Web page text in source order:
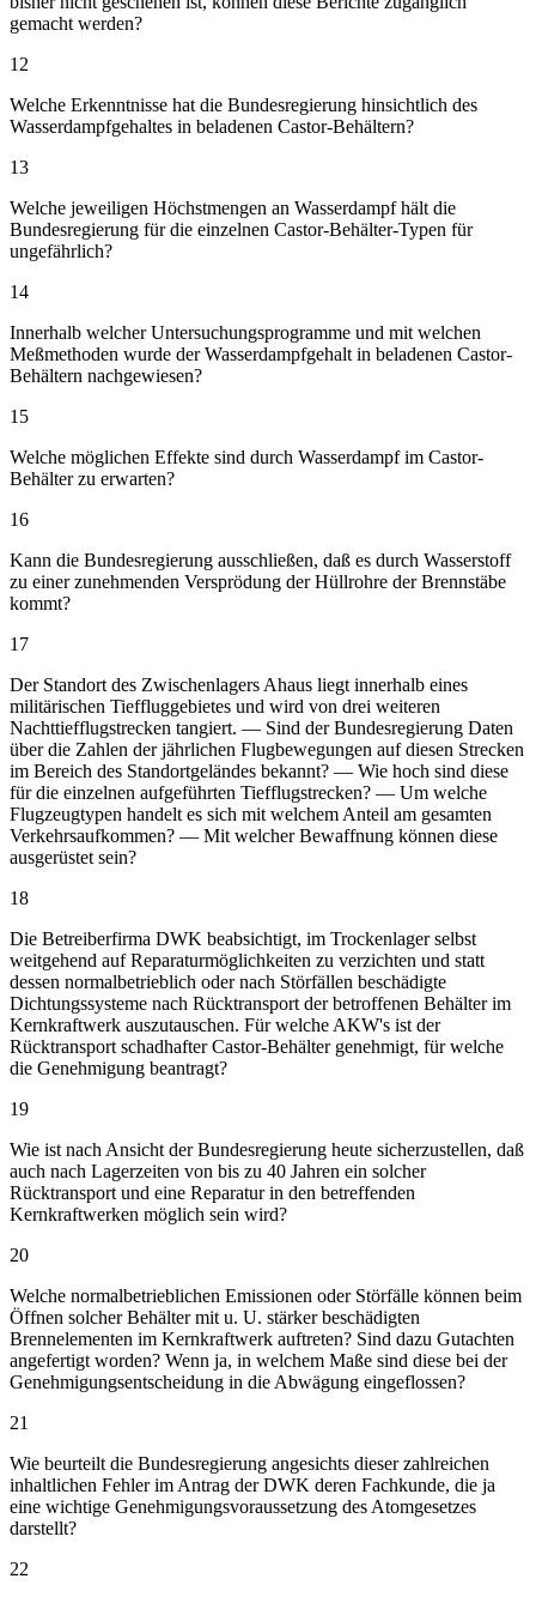
gemacht werden?
12
Welche Erkenntnisse hat die Bundesregierung hinsichtlich des
Wasserdampfgehaltes in beladenen Castor-Behältern?
13
Welche jeweiligen Höchstmengen an Wasserdampf hält die
Bundesregierung für die einzelnen Castor-Behälter-Typen für
ungefährlich?
14
Innerhalb welcher Untersuchungsprogramme und mit welchen
Meßmethoden wurde der Wasserdampfgehalt in beladenen Castor-
Behältern nachgewiesen?
15
Welche möglichen Effekte sind durch Wasserdampf im Castor-
Behälter zu erwarten?
16
Kann die Bundesregierung ausschließen, daß es durch Wasserstoff
zu einer zunehmenden Versprödung der Hüllrohre der Brennstäbe
kommt?
17
Der Standort des Zwischenlagers Ahaus liegt innerhalb eines
militärischen Tieffluggebietes und wird von drei weiteren
Nachttiefflugstrecken tangiert. — Sind der Bundesregierung Daten
über die Zahlen der jährlichen Flugbewegungen auf diesen Strecken
im Bereich des Standortgeländes bekannt? — Wie hoch sind diese
für die einzelnen aufgeführten Tiefflugstrecken? — Um welche
Flugzeugtypen handelt es sich mit welchem Anteil am gesamten
Verkehrsaufkommen? — Mit welcher Bewaffnung können diese
ausgerüstet sein?
18
Die Betreiberfirma DWK beabsichtigt, im Trockenlager selbst
weitgehend auf Reparaturmöglichkeiten zu verzichten und statt
dessen normalbetrieblich oder nach Störfällen beschädigte
Dichtungssysteme nach Rücktransport der betroffenen Behälter im
Kernkraftwerk auszutauschen. Für welche AKW's ist der
Rücktransport schadhafter Castor-Behälter genehmigt, für welche
die Genehmigung beantragt?
19
Wie ist nach Ansicht der Bundesregierung heute sicherzustellen, daß
auch nach Lagerzeiten von bis zu 40 Jahren ein solcher
Rücktransport und eine Reparatur in den betreffenden
Kernkraftwerken möglich sein wird?
20
Welche normalbetrieblichen Emissionen oder Störfälle können beim
Öffnen solcher Behälter mit u. U. stärker beschädigten
Brennelementen im Kernkraftwerk auftreten? Sind dazu Gutachten
angefertigt worden? Wenn ja, in welchem Maße sind diese bei der
Genehmigungsentscheidung in die Abwägung eingeflossen?
21
Wie beurteilt die Bundesregierung angesichts dieser zahlreichen
inhaltlichen Fehler im Antrag der DWK deren Fachkunde, die ja
eine wichtige Genehmigungsvoraussetzung des Atomgesetzes
darstellt?
22